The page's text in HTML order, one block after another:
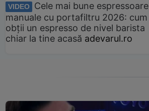
VIDEO
Cele mai bune espressoare
manuale cu portafiltru 2026: cum
obții un espresso de nivel barista
chiar la tine acasă adevarul.ro